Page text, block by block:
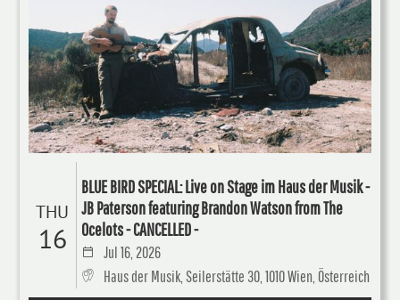
THU
16
BLUE BIRD SPECIAL: Live on Stage im Haus der Musik -
JB Paterson featuring Brandon Watson from The
Ocelots - CANCELLED -
Jul 16, 2026
Haus der Musik, Seilerstätte 30, 1010 Wien, Österreich